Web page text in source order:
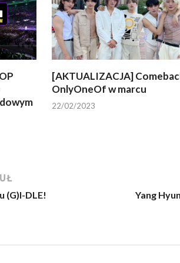
[AKTUALIZACJA]
OnlyOneOf w marcu
22/02/2023
(G)I-DLE!
Yang